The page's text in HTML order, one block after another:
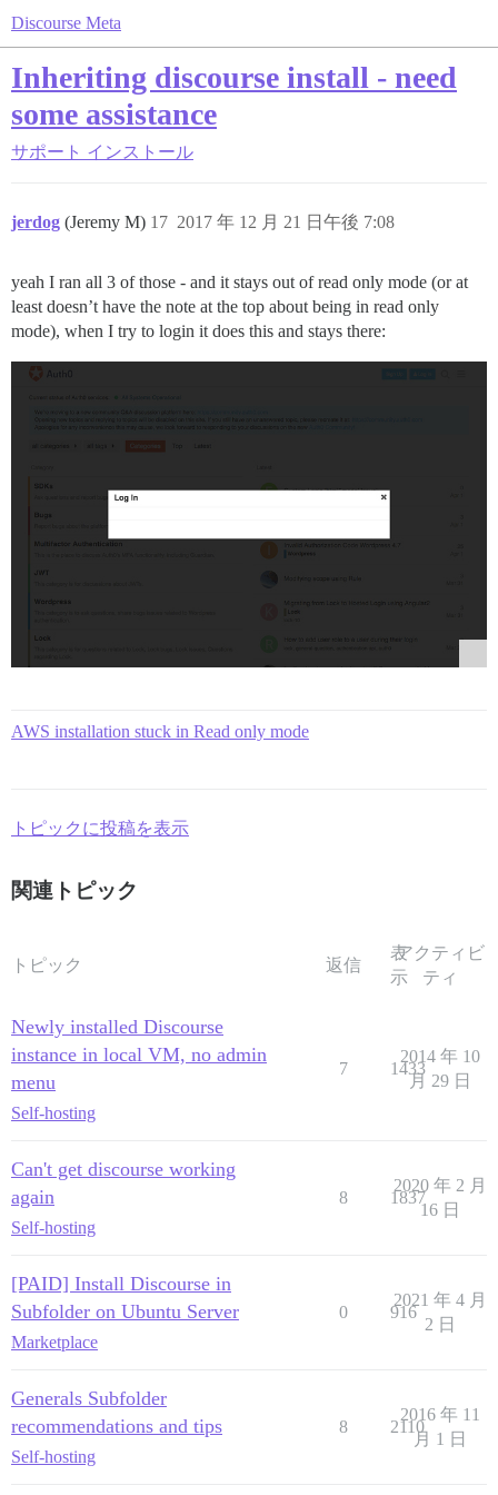
Discourse Meta
Inheriting discourse install - need
some assistance
サポート インストール
jerdog (Jeremy M) 2017 年 12 月 21 日午後 7:08
17
yeah I ran all 3 of those - and it stays out of read only mode (or at
least doesn’t have the note at the top about being in read only
mode), when I try to login it does this and stays there:
AWS installation stuck in Read only mode
トピックに投稿を表示
関連トピック
トピック 返信
表
示
アクティビ
ティ
Newly installed Discourse
instance in local VM, no admin
menu
Self-hosting
7 1433
2014 年 10
月 29 日
Can't get discourse working
again
Self-hosting
8 1837
2020 年 2 月
16 日
[PAID] Install Discourse in
Subfolder on Ubuntu Server
Marketplace
0 916
2021 年 4 月
2 日
Generals Subfolder
recommendations and tips
Self-hosting
8 2110
2016 年 11
月 1 日